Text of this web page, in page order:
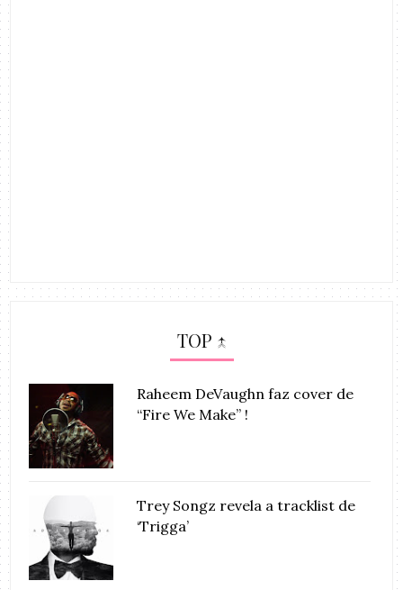
TOP ↑
Raheem DeVaughn faz cover de
“Fire We Make” !
Trey Songz revela a tracklist de
‘Trigga’